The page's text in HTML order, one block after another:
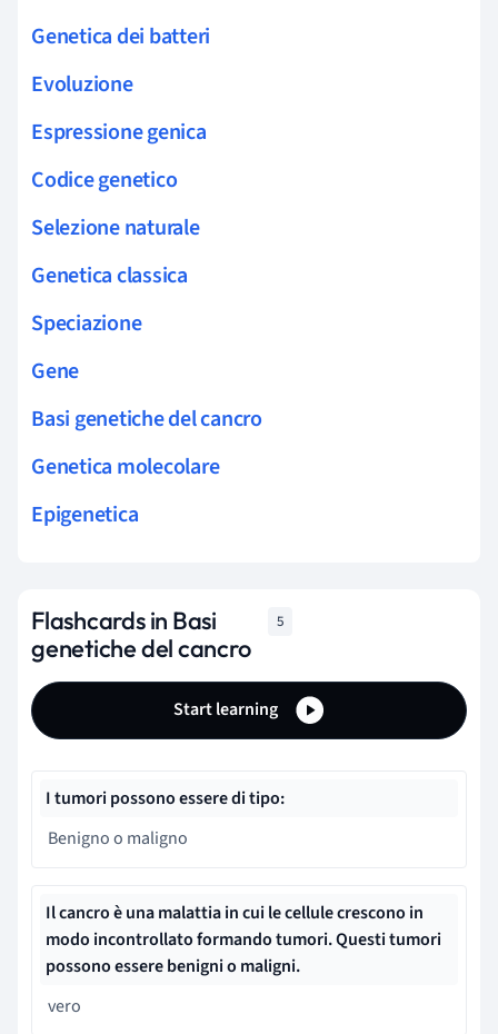
Genetica dei batteri
Evoluzione
Espressione genica
Codice genetico
Selezione naturale
Genetica classica
Speciazione
Gene
Basi genetiche del cancro
Genetica molecolare
Epigenetica
Flashcards in Basi
genetiche del cancro
5
Start learning
I tumori possono essere di tipo:
Benigno o maligno
Il cancro è una malattia in cui le cellule crescono in
modo incontrollato formando tumori. Questi tumori
possono essere benigni o maligni.
vero